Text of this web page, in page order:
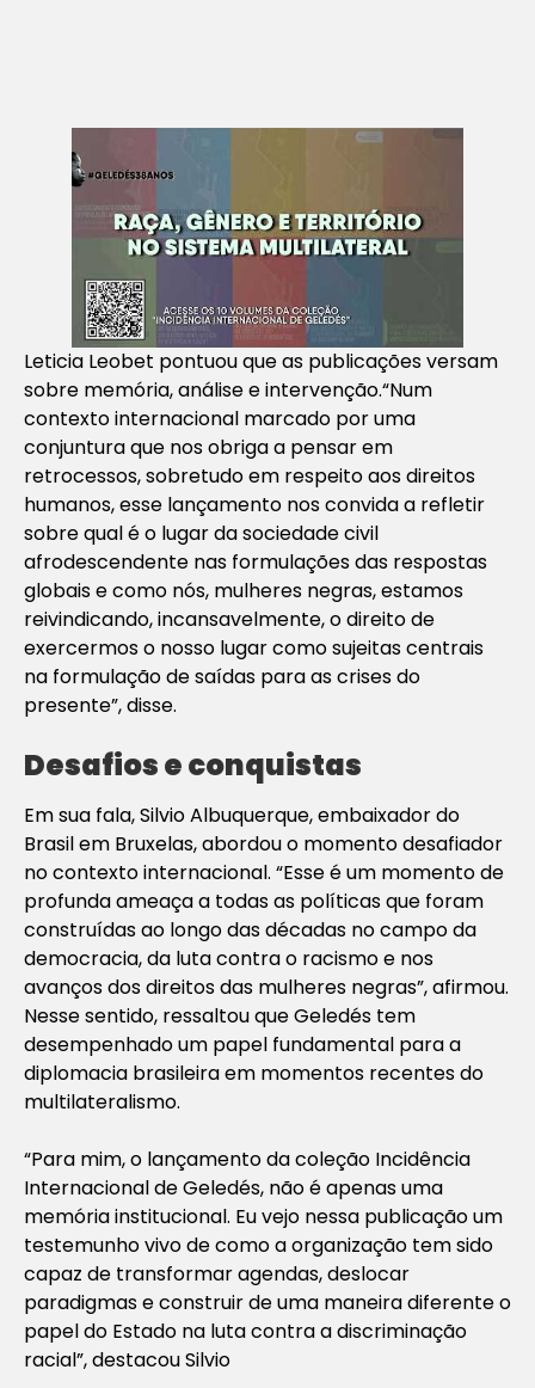
Leticia Leobet pontuou que as publicações versam
sobre memória, análise e intervenção.“Num
contexto internacional marcado por uma
conjuntura que nos obriga a pensar em
retrocessos, sobretudo em respeito aos direitos
humanos, esse lançamento nos convida a refletir
sobre qual é o lugar da sociedade civil
afrodescendente nas formulações das respostas
globais e como nós, mulheres negras, estamos
reivindicando, incansavelmente, o direito de
exercermos o nosso lugar como sujeitas centrais
na formulação de saídas para as crises do
presente”, disse.
Desafios e conquistas
Em sua fala, Silvio Albuquerque, embaixador do
Brasil em Bruxelas, abordou o momento desafiador
no contexto internacional. “Esse é um momento de
profunda ameaça a todas as políticas que foram
construídas ao longo das décadas no campo da
democracia, da luta contra o racismo e nos
avanços dos direitos das mulheres negras”, afirmou.
Nesse sentido, ressaltou que Geledés tem
desempenhado um papel fundamental para a
diplomacia brasileira em momentos recentes do
multilateralismo.
“Para mim, o lançamento da coleção Incidência
Internacional de Geledés, não é apenas uma
memória institucional. Eu vejo nessa publicação um
testemunho vivo de como a organização tem sido
capaz de transformar agendas, deslocar
paradigmas e construir de uma maneira diferente o
papel do Estado na luta contra a discriminação
racial”, destacou Silvio